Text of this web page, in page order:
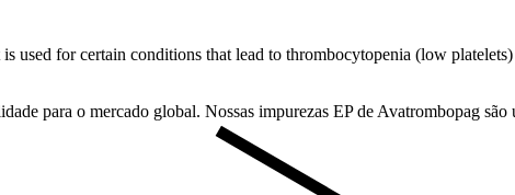
used for certain conditions that lead to thrombocytopenia (low
para o mercado global. Nossas impurezas EP de Avatrombopag